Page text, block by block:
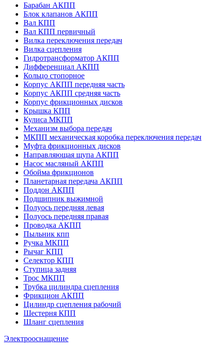
Барабан АКПП
Блок клапанов АКПП
Вал КПП
Вал КПП первичный
Вилка переключения передач
Вилка сцепления
Гидротрансформатор АКПП
Дифференциал АКПП
Кольцо стопорное
Корпус АКПП передняя часть
Корпус АКПП средняя часть
Корпус фрикционных дисков
Крышка КПП
Кулиса МКПП
Механизм выбора передач
МКПП механическая коробка переключения передач
Муфта фрикционных дисков
Направляющая щупа АКПП
Насос масляный АКПП
Обойма фрикционов
Планетарная передача АКПП
Поддон АКПП
Подшипник выжимной
Полуось передняя левая
Полуось передняя правая
Проводка АКПП
Пыльник кпп
Ручка МКПП
Рычаг КПП
Селектор КПП
Ступица задняя
Трос МКПП
Трубка цилиндра сцепления
Фрикцион АКПП
Цилиндр сцепления рабочий
Шестерня КПП
Шланг сцепления
Электрооснащение